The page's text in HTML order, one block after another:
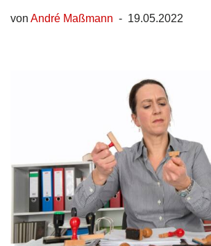
von André Maßmann 19.05.2022